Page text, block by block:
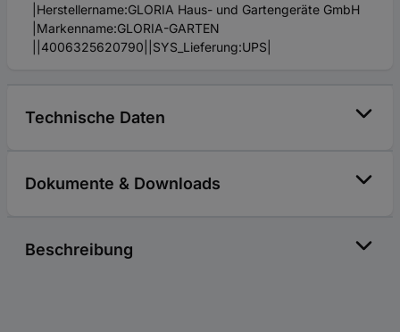
|Herstellername:GLORIA Haus- und Gartengeräte GmbH
|Markenname:GLORIA-GARTEN
||4006325620790||SYS_Lieferung:UPS|
Technische Daten
Dokumente & Downloads
Beschreibung